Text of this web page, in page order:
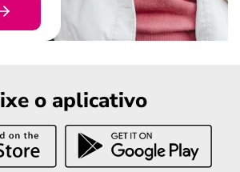
o aplicativo